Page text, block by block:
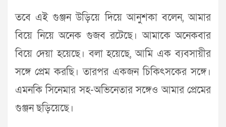
তবে এই গুঞ্জন উড়িয়ে দিয়ে আনুশকা বলেন, আমার
বিয়ে নিয়ে অনেক গুজব রটেছে। আমাকে অনেকবার
বিয়ে দেয়া হয়েছে। বলা হয়েছে, আমি এক ব্যবসায়ীর
সঙ্গে প্রেম করছি। তারপর একজন চিকিৎসকের সঙ্গে।
এমনকি সিনেমার সহ-অভিনেতার সঙ্গেও আমার প্রেমের
গুঞ্জন ছড়িয়েছে।